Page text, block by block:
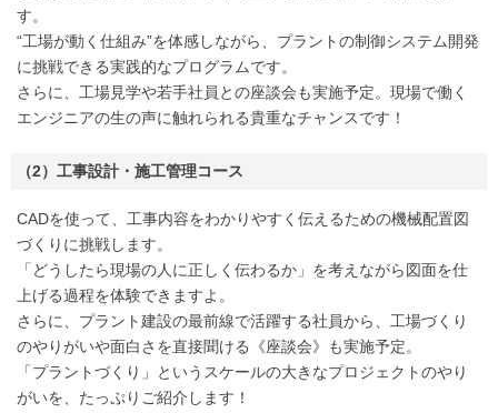
す。
“工場が動く仕組み”を体感しながら、プラントの制御システム開発
に挑戦できる実践的なプログラムです。
さらに、工場見学や若手社員との座談会も実施予定。現場で働く
エンジニアの生の声に触れられる貴重なチャンスです！
（2）工事設計・施工管理コース
CADを使って、工事内容をわかりやすく伝えるための機械配置図
づくりに挑戦します。
「どうしたら現場の人に正しく伝わるか」を考えながら図面を仕
上げる過程を体験できますよ。
さらに、プラント建設の最前線で活躍する社員から、工場づくり
のやりがいや面白さを直接聞ける《座談会》も実施予定。
「プラントづくり」というスケールの大きなプロジェクトのやり
がいを、たっぷりご紹介します！